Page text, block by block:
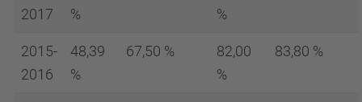
2017
%
%
2015-
2016
48,39
%
67,50 %
82,00
%
83,80 %